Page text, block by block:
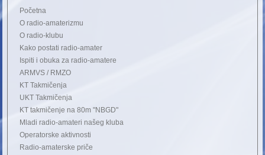
Početna
O radio-amaterizmu
O radio-klubu
Kako postati radio-amater
Ispiti i obuka za radio-amatere
ARMVS / RMZO
KT Takmičenja
UKT Takmičenja
KT takmičenje na 80m "NBGD"
Mladi radio-amateri našeg kluba
Operatorske aktivnosti
Radio-amaterske priče